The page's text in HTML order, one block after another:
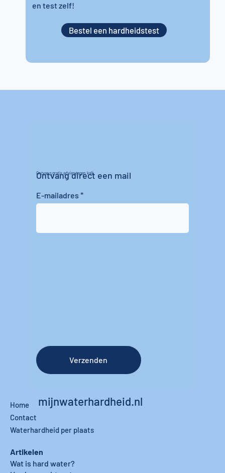
en test zelf!
Bestel een hardheidstest
Ontvang gratis advies tegen kalk
Ontvang direct een mail
E-mailadres
Verzenden
mijnwaterhardheid.nl
Home
Contact
Waterhardheid per plaats
Artikelen
Wat is hard water?